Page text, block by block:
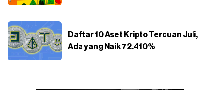
Daftar 10 Aset Kripto Tercuan Juli,
Ada yang Naik 72.410%